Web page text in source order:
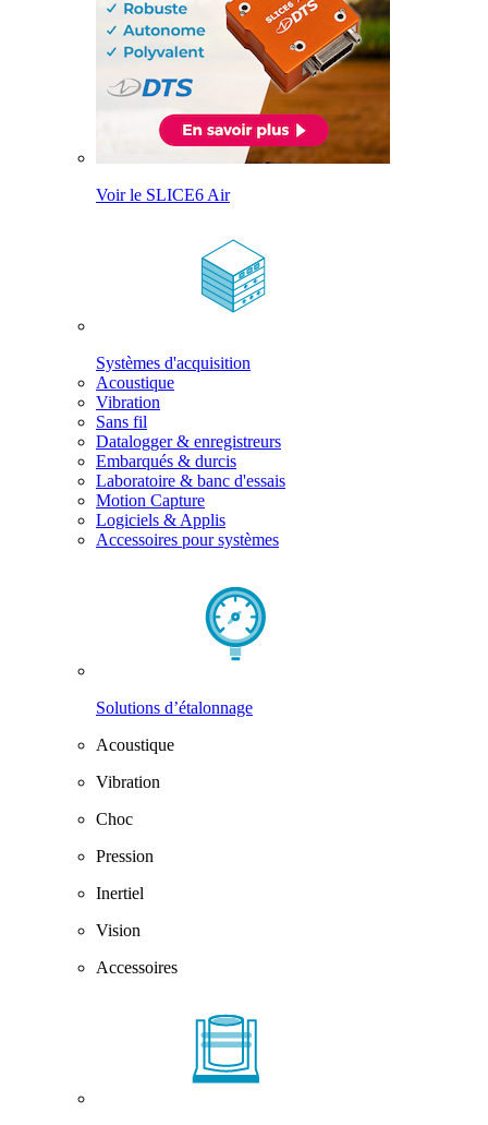
Voir le SLICE6 Air
Systèmes d'acquisition
Acoustique
Vibration
Sans fil
Datalogger & enregistreurs
Embarqués & durcis
Laboratoire & banc d'essais
Motion Capture
Logiciels & Applis
Accessoires pour systèmes
Solutions d’étalonnage
Acoustique
Vibration
Choc
Pression
Inertiel
Vision
Accessoires